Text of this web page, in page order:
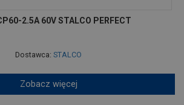
2.5A 60V STALCO PERFECT
Dostawca: STALCO
Zobacz więcej